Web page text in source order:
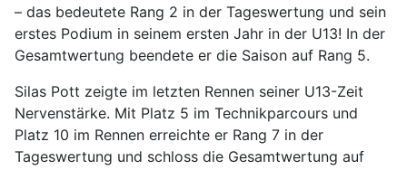
– das bedeutete Rang 2 in der Tageswertung und sein
erstes Podium in seinem ersten Jahr in der U13! In der
Gesamtwertung beendete er die Saison auf Rang 5.
Silas Pott zeigte im letzten Rennen seiner U13-Zeit
Nervenstärke. Mit Platz 5 im Technikparcours und
Platz 10 im Rennen erreichte er Rang 7 in der
Tageswertung und schloss die Gesamtwertung auf